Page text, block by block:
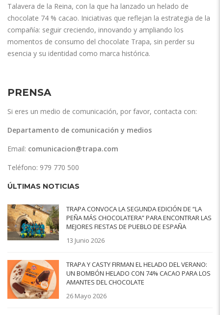
Talavera de la Reina, con la que ha lanzado un helado de
chocolate 74 % cacao. Iniciativas que reflejan la estrategia de la
compañía: seguir creciendo, innovando y ampliando los
momentos de consumo del chocolate Trapa, sin perder su
esencia y su identidad como marca histórica.
PRENSA
Si eres un medio de comunicación, por favor, contacta con:
Departamento de comunicación y medios
Email: comunicacion@trapa.com
Teléfono: 979 770 500
ÚLTIMAS NOTICIAS
TRAPA CONVOCA LA SEGUNDA EDICIÓN DE “LA
PEÑA MÁS CHOCOLATERA” PARA ENCONTRAR LAS
MEJORES FIESTAS DE PUEBLO DE ESPAÑA
13 Junio 2026
TRAPA Y CASTY FIRMAN EL HELADO DEL VERANO:
UN BOMBÓN HELADO CON 74% CACAO PARA LOS
AMANTES DEL CHOCOLATE
26 Mayo 2026